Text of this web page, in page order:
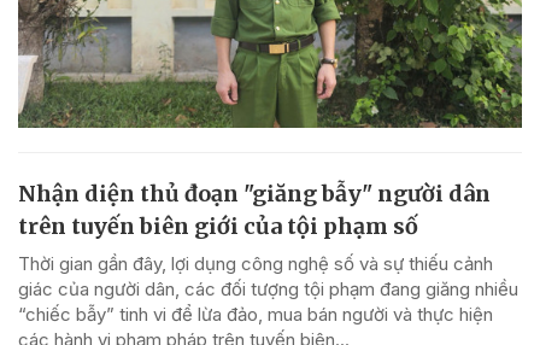
Nhận diện thủ đoạn "giăng bẫy" người dân
trên tuyến biên giới của tội phạm số
Thời gian gần đây, lợi dụng công nghệ số và sự thiếu cảnh
giác của người dân, các đối tượng tội phạm đang giăng nhiều
“chiếc bẫy” tinh vi để lừa đảo, mua bán người và thực hiện
các hành vi phạm pháp trên tuyến biên...